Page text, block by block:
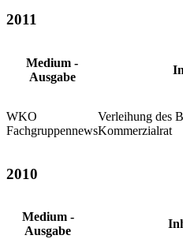
2011
Medium -
Ausgabe
WKO
Fachgruppennews
Verleihung des
Kommerzialrat
2010
Medium -
Ausgabe